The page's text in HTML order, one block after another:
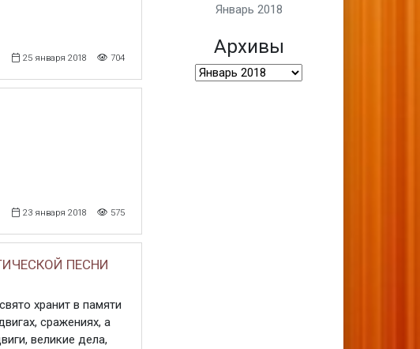
25 января 2018 704
23 января 2018 575
ПЕСНИ
хранит в памяти
сражениях, а
великие дела,
Январь 2018
Архивы
Архивы